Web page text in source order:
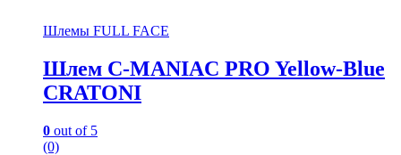
Шлемы FULL FACE
Шлем C-MANIAC PRO Yellow-Blue
CRATONI
0 out of 5
(0)